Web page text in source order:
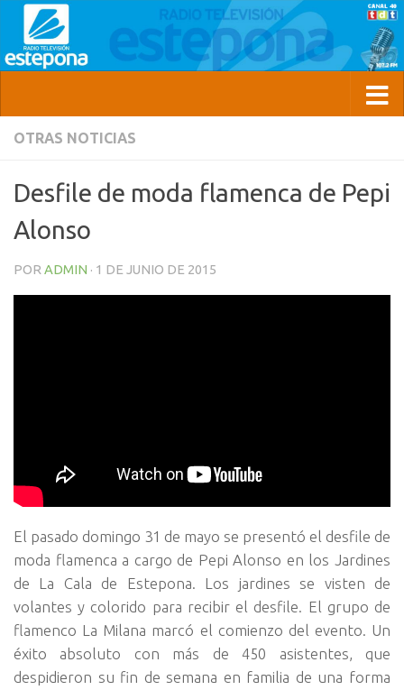
OTRAS NOTICIAS
Desfile de moda flamenca de Pepi
Alonso
POR ADMIN · 1 DE JUNIO DE 2015
El pasado domingo 31 de mayo se presentó el desfile de
moda flamenca a cargo de Pepi Alonso en los Jardines
de La Cala de Estepona. Los jardines se visten de
volantes y colorido para recibir el desfile. El grupo de
flamenco La Milana marcó el comienzo del evento. Un
éxito absoluto con más de 450 asistentes, que
despidieron su fin de semana en familia de una forma